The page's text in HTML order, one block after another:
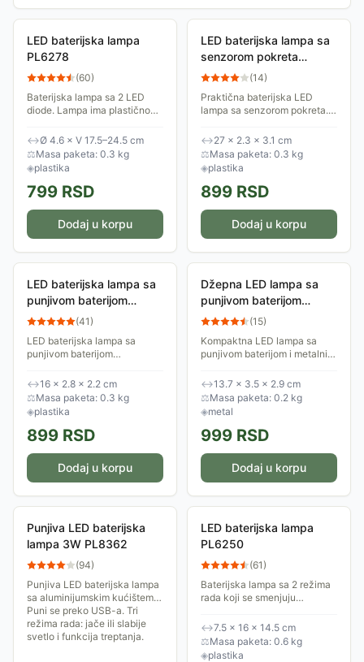
LED baterijska lampa
PL6278
(60)
Baterijska lampa sa 2 LED
diode. Lampa ima plastično
ove lampe potrebne su četiri
AAA baterije od po 1.5V.
↔Ø 4.6 × V 17.5–24.5 cm
⚖Masa paketa: 0.3 kg
◈plastika
799 RSD
Dodaj u korpu
LED baterijska lampa sa
senzorom pokreta
PL3049 (14)
Praktična baterijska LED
lampa sa senzorom pokreta.
ostala mesta gde je potrebno
osvetljenje. Napaja se putem
baterija,...
↔27 × 2.3 × 3.1 cm
⚖Masa paketa: 0.3 kg
◈plastika
899 RSD
Dodaj u korpu
LED baterijska lampa sa
punjivom baterijom
PL3419U (41)
LED baterijska lampa sa
punjivom baterijom
Svetlosni režimi se lako
menjaju pritiskom tastera.
↔16 × 2.8 × 2.2 cm
⚖Masa paketa: 0.3 kg
◈plastika
899 RSD
Dodaj u korpu
Džepna LED lampa sa
punjivom baterijom
PL4016
(15)
Kompaktna LED lampa sa
punjivom baterijom i metalnim
preko USB-C priključka
(punjač nije deo kompleta).
↔13.7 × 3.5 × 2.9 cm
⚖Masa paketa: 0.2 kg
◈metal
999 RSD
Dodaj u korpu
Punjiva LED baterijska
lampa 3W PL8362
(94)
Punjiva LED baterijska lampa
sa aluminijumskim kućištem.
Puni se preko USB-a. Tri
režima rada: jače ili slabije
svetlo i funkcija treptanja.
LED baterijska lampa
PL6250
(61)
Baterijska lampa sa 2 režima
rada koji se smenjuju
uključenje-isključenje. Za rad
ove lampe potrebne su četiri
LR14 baterije.
↔7.5 × 16 × 14.5 cm
⚖Masa paketa: 0.6 kg
◈plastika